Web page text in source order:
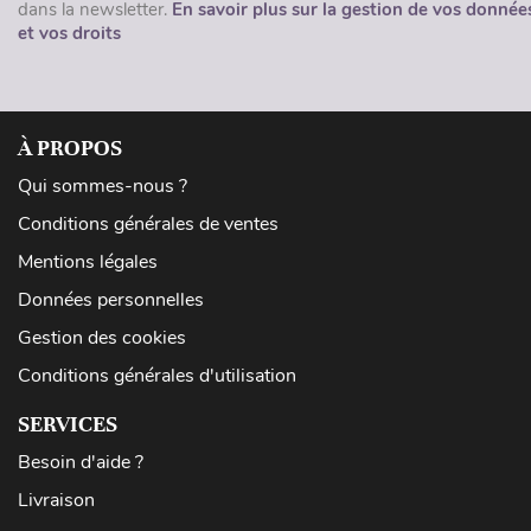
dans la newsletter. En savoir plus sur la gestion de vos
et vos droits
À PROPOS
Qui sommes-nous ?
Conditions générales de ventes
Mentions légales
Données personnelles
Gestion des cookies
Conditions générales d'utilisation
SERVICES
Besoin d'aide ?
Livraison